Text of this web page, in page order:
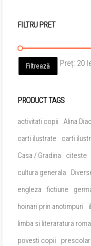
FILTRU PRET
Preț
Preț
Filtrează Preț: 20
PRODUCT TAGS
activitati copii Alina
carti ilustrate
carti
Casa / Gradina
citeste
cultura generala
engleza
fictiune
hoinari prin anotimpuri
limba si literaratura
povesti copii
prescolari